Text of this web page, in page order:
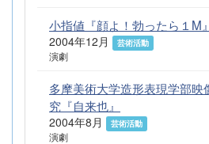
小指値『顔よ！勃ったら１M』
2004年12月 芸術活動
演劇
多摩美術大学造形表現学部映
究『自来也』
2004年8月 芸術活動
演劇